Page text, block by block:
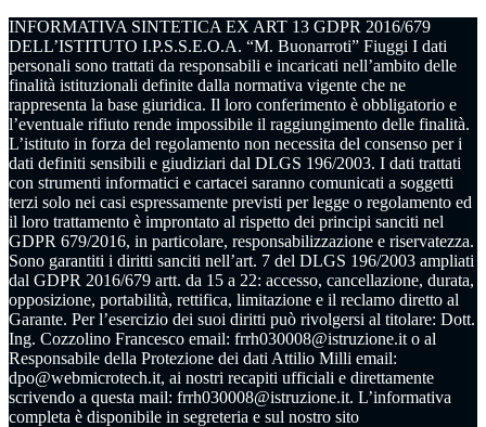
INFORMATIVA SINTETICA EX ART 13 GDPR 2016/679
DELL’ISTITUTO I.P.S.S.E.O.A. “M. Buonarroti” Fiuggi I dati
personali sono trattati da responsabili e incaricati nell’ambito delle
finalità istituzionali definite dalla normativa vigente che ne
rappresenta la base giuridica. Il loro conferimento è obbligatorio e
l’eventuale rifiuto rende impossibile il raggiungimento delle finalità.
L’istituto in forza del regolamento non necessita del consenso per i
dati definiti sensibili e giudiziari dal DLGS 196/2003. I dati trattati
con strumenti informatici e cartacei saranno comunicati a soggetti
terzi solo nei casi espressamente previsti per legge o regolamento ed
il loro trattamento è improntato al rispetto dei principi sanciti nel
GDPR 679/2016, in particolare, responsabilizzazione e riservatezza.
Sono garantiti i diritti sanciti nell’art. 7 del DLGS 196/2003 ampliati
dal GDPR 2016/679 artt. da 15 a 22: accesso, cancellazione, durata,
opposizione, portabilità, rettifica, limitazione e il reclamo diretto al
Garante. Per l’esercizio dei suoi diritti può rivolgersi al titolare: Dott.
Ing. Cozzolino Francesco email: frrh030008@istruzione.it o al
Responsabile della Protezione dei dati Attilio Milli email:
dpo@webmicrotech.it, ai nostri recapiti ufficiali e direttamente
scrivendo a questa mail: frrh030008@istruzione.it. L’informativa
completa è disponibile in segreteria e sul nostro sito